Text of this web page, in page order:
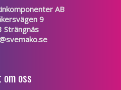
AB
9
Strängnäs
om oss